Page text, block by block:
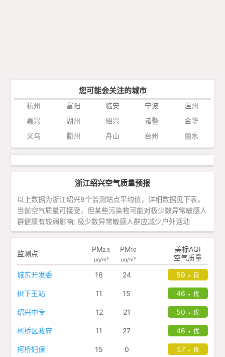
您可能会关注的城市
杭州 富阳 临安 宁波
温州
嘉兴
湖州 绍兴 诸暨
金华
义乌
衢州 舟山 台州 丽水
浙江绍兴空气质量预报
以上数据为浙江绍兴8个监测站点平均值，详细数据见下表。
当前空气质量可接受，但某些污染物可能对极少数异常敏感人
群健康有较弱影响; 极少数异常敏感人群应减少户外活动
监测点
PM2.5
μg/m³
PM10
μg/m³
美标AQI
空气质量
城东开发委
树下王站
绍兴中专
柯桥区政府
柯桥妇保
16
11
12
11
15
24
15
21
27
0
59 • 良
46 • 优
50 • 优
46 • 优
57 • 良